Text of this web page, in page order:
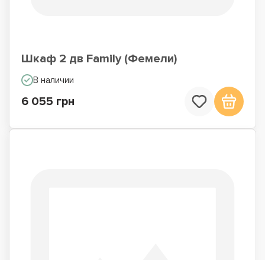
Шкаф 2 дв Family (Фемели)
В наличии
6 055 грн